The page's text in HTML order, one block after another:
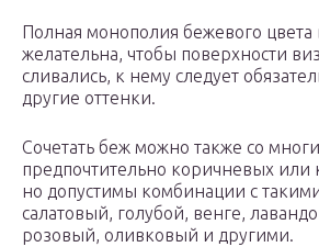
Полная монополия бежевого цвета
желательна, чтобы поверхности
сливались, к нему следует
другие оттенки.
Сочетать беж можно также со
предпочтительно коричневых
но допустимы комбинации с
салатовый, голубой, венге,
розовый, оливковый и другими.